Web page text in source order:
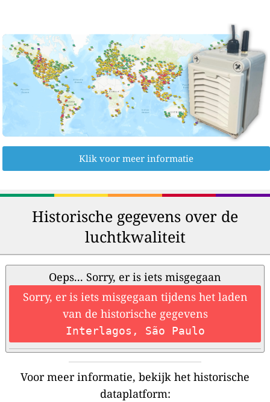
Klik voor meer informatie
Historische gegevens over de
luchtkwaliteit
Oeps... Sorry, er is iets misgegaan
Sorry, er is iets misgegaan tijdens het laden
van de historische gegevens
Interlagos, São Paulo
Voor meer informatie, bekijk het historische
dataplatform: